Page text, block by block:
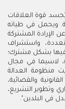
يُجسد قوة العلاقات
ويحمل في طياته
الإرادة المشتركة
واستشراف
فيها بشكل مشترك؛
لاسيما في مجال
منظومة العدالة
والقضائية،
وتطوير التشريع،
في البلدين".